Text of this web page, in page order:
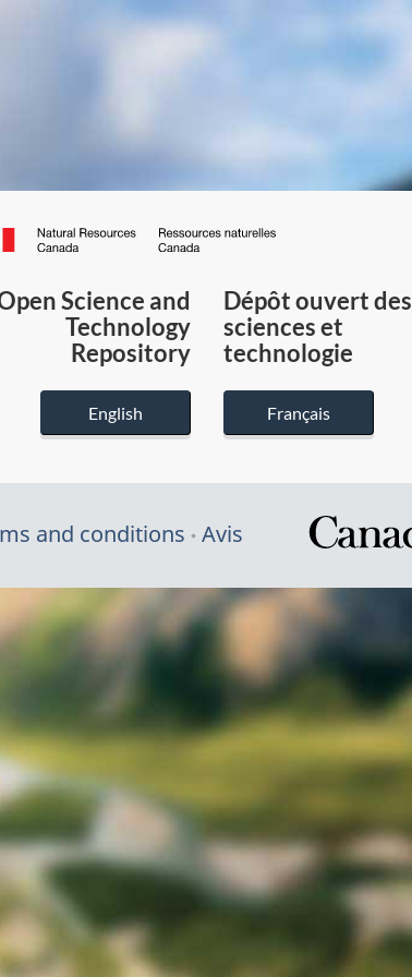
du
Canada
Science and
Technology
Repository
English
Dépôt ouvert des
sciences et
technologie
Français
and conditions Avis